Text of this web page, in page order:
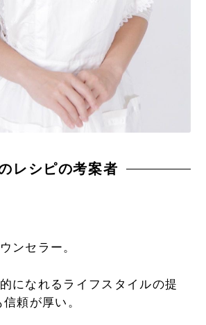
レシピの考案者
ンセラー。
になれるライフスタイルの提
頼が厚い。